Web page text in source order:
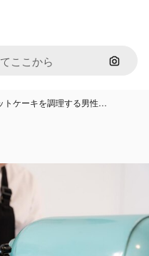
画像で
トケーキを調理する男性…